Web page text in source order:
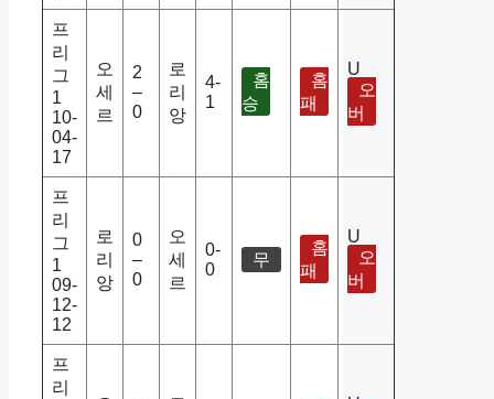
프
리
그
1
10-
04-
17
오
세
르
2
–
0
로
리
앙
4-
1
홈
승
홈
패
U
오
버
프
리
그
1
09-
12-
12
로
리
앙
0
–
0
오
세
르
0-
0
무
홈
패
U
오
버
프
리